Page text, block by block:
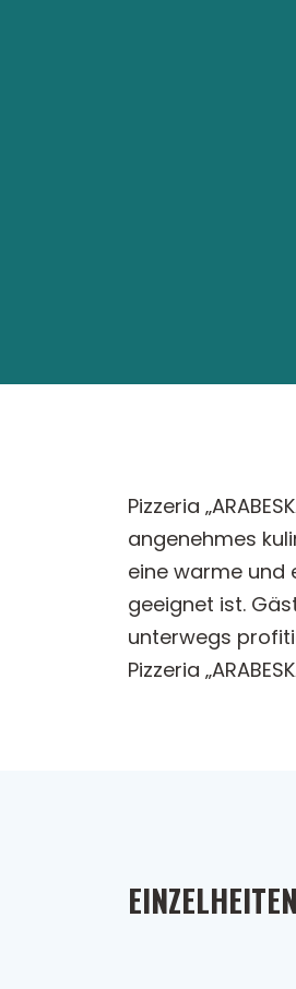
Pizzeria
angenehmes
eine warme und
geeignet ist.
unterwegs
Pizzeria
EINZELHEITEN